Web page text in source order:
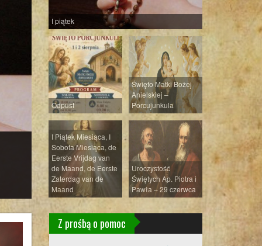
I piątek
Odpust
Święto Matki Bożej
Anielskiej –
Porcujunkula
I Piątek Miesiąca, I
Sobota Miesiąca, de
Eerste Vrijdag van
de Maand, de Eerste
Zaterdag van de
Maand
Uroczystość
Świętych Ap. Piotra i
Pawła – 29 czerwca
Z prośbą o pomoc